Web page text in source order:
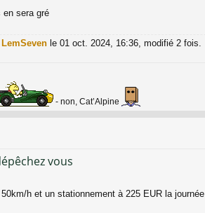
en sera gré
LemSeven le 01 oct. 2024, 16:36, modifié 2 fois.
- non, Cat’Alpine
vous
h et un stationnement à 225 EUR la